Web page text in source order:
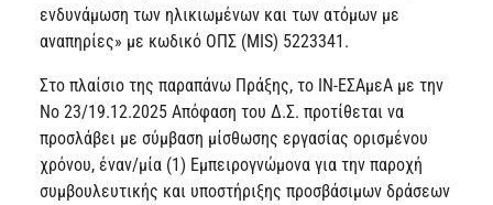
ενδυνάμωση των ηλικιωμένων και των ατόμων με
αναπηρίες» με κωδικό ΟΠΣ (MIS) 5223341.
Στο πλαίσιο της παραπάνω Πράξης, το ΙΝ-ΕΣΑμεΑ με την
Νο 23/19.12.2025 Απόφαση του Δ.Σ. προτίθεται να
προσλάβει με σύμβαση μίσθωσης εργασίας ορισμένου
χρόνου, έναν/μία (1) Εμπειρογνώμονα για την παροχή
συμβουλευτικής και υποστήριξης προσβάσιμων δράσεων